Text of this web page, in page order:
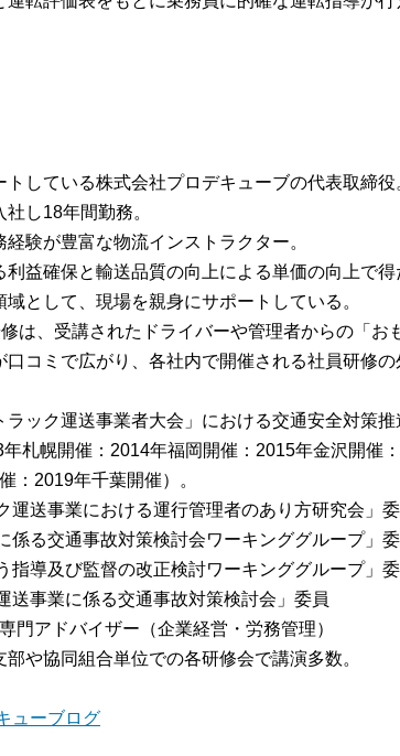
している株式会社プロデキューブの代表取締役
し18年間勤務。
験が豊富な物流インストラクター。
益確保と輸送品質の向上による単価の向上で得
として、現場を親身にサポートしている。
は、受講されたドライバーや管理者からの「お
コミで広がり、各社内で開催される社員研修の
ック運送事業者大会」における交通安全対策推
札幌開催：2014年福岡開催：2015年金沢開催
：2019年千葉開催）。
運送事業における運行管理者のあり方研究会」
係る交通事故対策検討会ワーキンググループ」
指導及び監督の改正検討ワーキンググループ」
送事業に係る交通事故対策検討会」委員
門アドバイザー（企業経営・労務管理）
や協同組合単位での各研修会で講演多数。
ューブログ